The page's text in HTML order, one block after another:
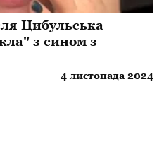
Цибульська
з сином з
4 листопада 2024